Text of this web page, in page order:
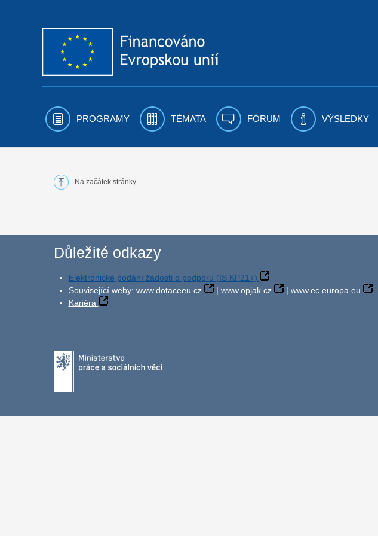
PROGRAMY TÉMATA FÓRUM VÝSLEDKY
Na začátek stránky
Důležité odkazy
Elektronické podání žádosti o podporu (IS KP21+)
Související weby: www.dotaceeu.cz | www.opjak.cz | www.ec.europa.eu
Kariéra